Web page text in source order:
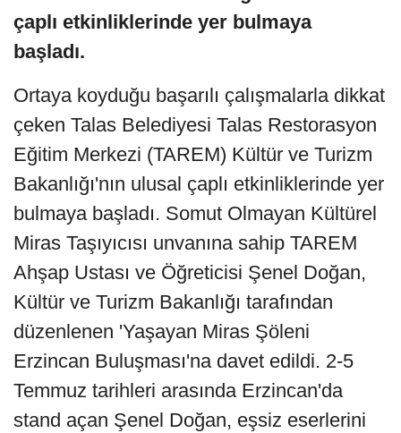
çaplı etkinliklerinde yer bulmaya
başladı.
Ortaya koyduğu başarılı çalışmalarla dikkat
çeken Talas Belediyesi Talas Restorasyon
Eğitim Merkezi (TAREM) Kültür ve Turizm
Bakanlığı'nın ulusal çaplı etkinliklerinde yer
bulmaya başladı. Somut Olmayan Kültürel
Miras Taşıyıcısı unvanına sahip TAREM
Ahşap Ustası ve Öğreticisi Şenel Doğan,
Kültür ve Turizm Bakanlığı tarafından
düzenlenen 'Yaşayan Miras Şöleni
Erzincan Buluşması'na davet edildi. 2-5
Temmuz tarihleri arasında Erzincan'da
stand açan Şenel Doğan, eşsiz eserlerini